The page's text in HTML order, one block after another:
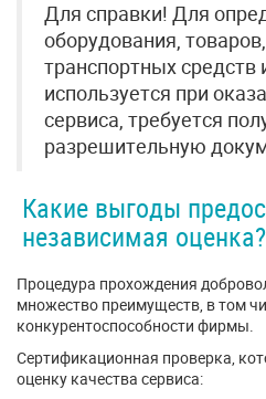
Для справки! Для
оборудования,
транспортных средств
используется при
сервиса, требуется
разрешительную
Какие выгоды
независимая оценка?
Процедура прохождения
множество преимуществ, в том
конкурентоспособности фирмы.
Сертификационная проверка,
оценку качества сервиса: